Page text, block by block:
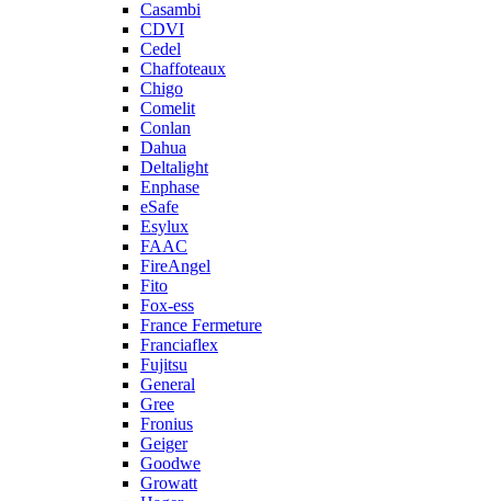
Casambi
CDVI
Cedel
Chaffoteaux
Chigo
Comelit
Conlan
Dahua
Deltalight
Enphase
eSafe
Esylux
FAAC
FireAngel
Fito
Fox-ess
France Fermeture
Franciaflex
Fujitsu
General
Gree
Fronius
Geiger
Goodwe
Growatt